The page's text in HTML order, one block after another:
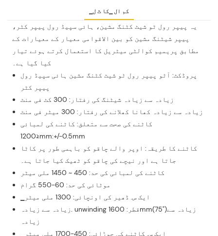
▁کم ال ▁کا ٹ ل
یہ پیپر رول ٹو شیٹ کٹنگ مشین، ہائی سپیڈ رول پیپر کٹر،
پیپر شیٹنگ مشین کو بین الاقوامی معیار کے معیارات کے
مطابق پریمیم کوالٹی میٹریل کا استعمال کرتے ہوئے تیار
کیا گیا ہے۔
پروڈکٹ: آٹو پیپر رول ٹو شیٹ کٹنگ مشین ہائی سپیڈ رول
پیپر کٹر
زیادہ سے زیادہ شیٹنگ کی رفتار: 300 کٹ فی منٹ
زیادہ سے زیادہ کھانا کھلانے کی رفتار: 300 میٹر فی منٹ
کاٹنے کی صحت سے متعلق: کاٹنے کی لمبائی
≤1200mm:+/-0.5mm
کاٹنے کا طریقہ: اوپر والے چاقو کو باہمی طور پر کاٹا
جاتا ہے اور نیچے کی چاقو کو ٹھیک کیا جاتا ہے۔
کاٹنے کی لمبائی کی حد: 450 ~ 1450 ملی میٹر
موٹائی کی حد: 60-550 گرام
▁ایک س. ڈھیر کی اونچائی: 1300 ملی میٹر
زیادہ سے زیادہ. unwinding قطر: 1600mm(75")زیادہ سے
زیادہ
▁ایک س. کاٹنے کی چوڑائی: 450-1700 ملی میٹر